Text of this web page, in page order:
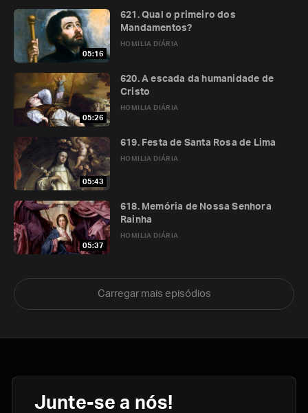
05:16
HOMILIA DIÁRIA
621. Qual o primeiro dos
Mandamentos?
05:26
HOMILIA DIÁRIA
620. A escada da humanidade de
Cristo
05:43
HOMILIA DIÁRIA
619. Festa de Santa Rosa de Lima
05:37
HOMILIA DIÁRIA
618. Memória de Nossa Senhora
Rainha
Carregar mais episódios
Junte-se a nós!